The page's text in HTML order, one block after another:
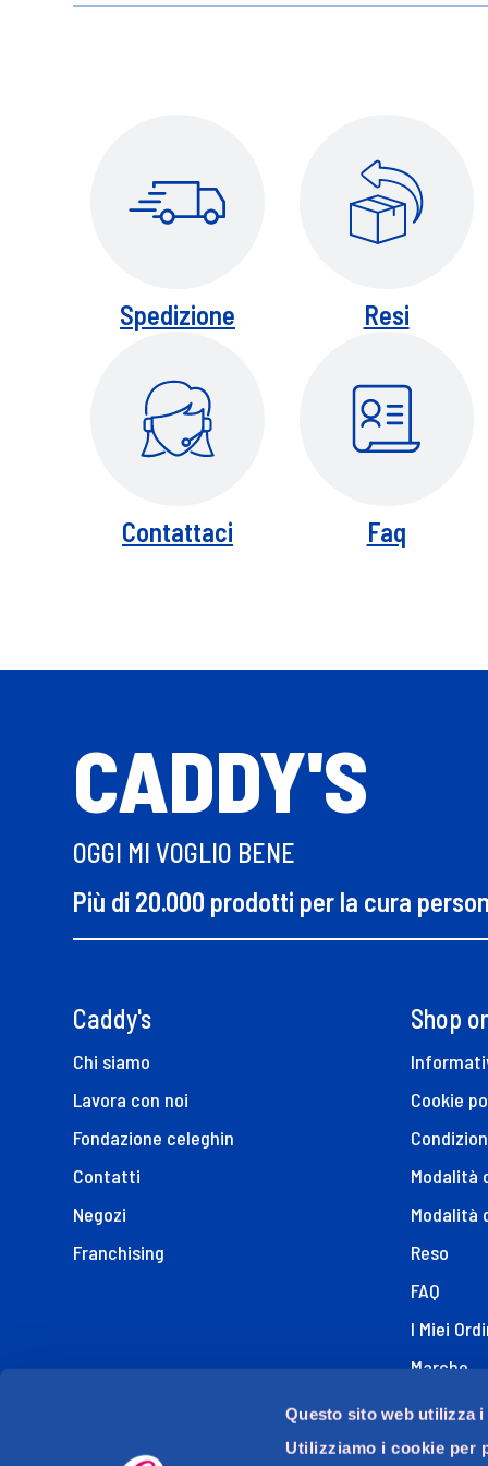
Questo sito web utilizza i
Utilizziamo i cookie per
Il prodotto va utilizzato nell'ambito di
Spedizione Resi
Contattaci Faq
CADDY'S
OGGI MI VOGLIO BENE
Più di 20.000 prodotti per la cura
Caddy's
Chi siamo
Lavora con noi
Fondazione celeghin
Contatti
Negozi
Franchising
Shop
Cookie
Modalità
Modalità
Reso
FAQ
I Miei
Marche